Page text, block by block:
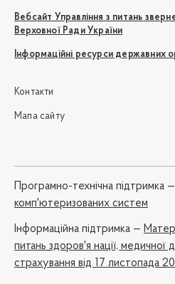
Вебсайт Управління з питань
Верховної Ради України
Інформаційні ресурси державних
Контакти
Мапа сайту
Програмно-технічна підтримка —
комп'ютеризованих систем
Iнформаційна підтримка —
питань здоров'я нації,
страхування від 17 листопада